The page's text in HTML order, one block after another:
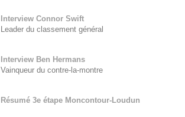
Interview Connor Swift
Leader du classement général
Interview Ben Hermans
Vainqueur du contre-la-montre
Résumé 3e étape Moncontour-Loudun